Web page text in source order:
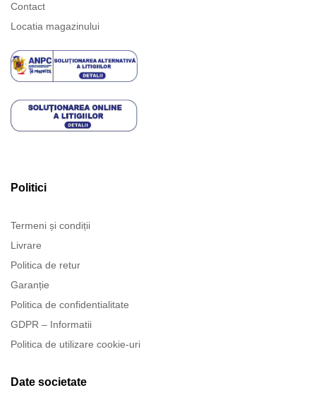
Contact
Locatia magazinului
Politici
Termeni și condiții
Livrare
Politica de retur
Garanție
Politica de confidentialitate
GDPR – Informatii
Politica de utilizare cookie-uri
Date societate